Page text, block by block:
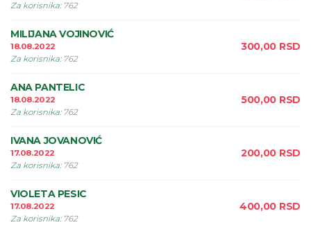
Za korisnika: 762
MILIJANA VOJINOVIĆ
18.08.2022
Za korisnika: 762
300,00 RSD
ANA PANTELIC
18.08.2022
Za korisnika: 762
500,00 RSD
IVANA JOVANOVIĆ
17.08.2022
Za korisnika: 762
200,00 RSD
VIOLETA PESIC
17.08.2022
Za korisnika: 762
400,00 RSD